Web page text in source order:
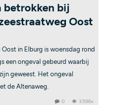
betrokken bij
Oost
in Elburg is woensdag rond
een ongeval gebeurd waarbij
geweest. Het ongeval
de Altenaweg.
0 3.596x